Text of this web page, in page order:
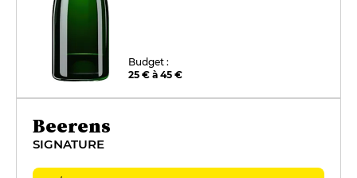
Budget :
25 € à 45 €
Beerens
SIGNATURE